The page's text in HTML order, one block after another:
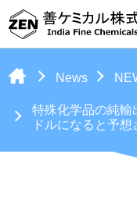
News
特殊化学品の純輸
ドルになると予想